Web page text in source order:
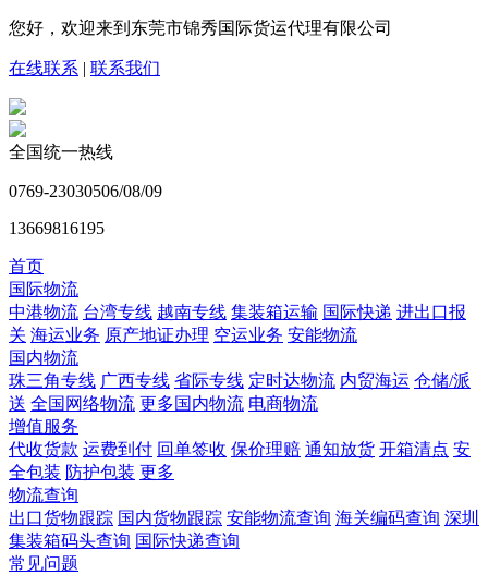
您好，欢迎来到东莞市锦秀国际货运代理有限公司
在线联系 | 联系我们
全国统一热线
0769-23030506/08/09
13669816195
首页
国际物流
中港物流 台湾专线 越南专线 集装箱运输 国际快递 进出口报
关 海运业务 原产地证办理 空运业务 安能物流
国内物流
珠三角专线 广西专线 省际专线 定时达物流 内贸海运 仓储/派
送 全国网络物流 更多国内物流 电商物流
增值服务
代收货款 运费到付 回单签收 保价理赔 通知放货 开箱清点 安
全包装 防护包装 更多
物流查询
出口货物跟踪 国内货物跟踪 安能物流查询 海关编码查询 深圳
集装箱码头查询 国际快递查询
常见问题